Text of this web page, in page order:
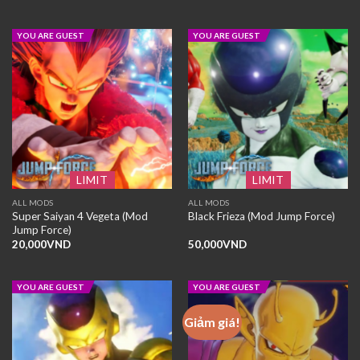
LIMIT
YOU ARE GUEST
ALL MODS
Super Saiyan 4 Vegeta (Mod
Jump Force)
20,000VND
LIMIT
YOU ARE GUEST
ALL MODS
Black Frieza (Mod Jump Force)
50,000VND
YOU ARE GUEST
Giảm giá!
YOU ARE GUEST